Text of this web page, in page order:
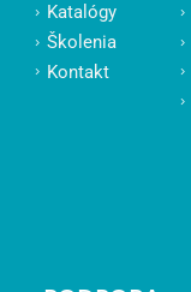
Katalógy
Školenia
Kontakt